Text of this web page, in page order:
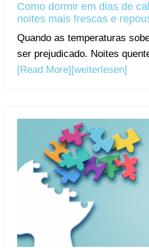
Como dormir em dias de
noites mais frescas e
Quando as temperaturas
ser prejudicado. Noites
[Read More] [weiterlesen]